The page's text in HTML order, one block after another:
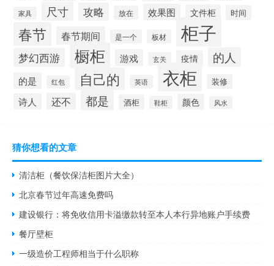
家具 尺寸 攻略 放在 效果图 文件柜 时间
春节 春节期间 是一个 板材 柜子
梦幻西游 橱柜 游戏 玄关 疫情 的人
的是 红包 自己的 英语 衣柜 装修
诗人 还不 都是 酒柜 鞋柜 颜色 风水
猜你想看的文章
清洁柜（餐饮保洁柜图片大全）
北京春节过年高速免费吗
建设银行：将免收信用卡溢缴款转至本人本行异地账户手续费
餐厅壁柜
一级造价工程师相当于什么职称